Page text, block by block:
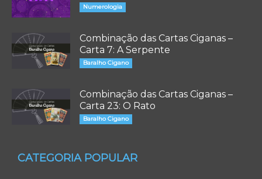
Numerologia
Combinação das Cartas Ciganas –
Carta 7: A Serpente
Baralho Cigano
Combinação das Cartas Ciganas –
Carta 23: O Rato
Baralho Cigano
CATEGORIA POPULAR